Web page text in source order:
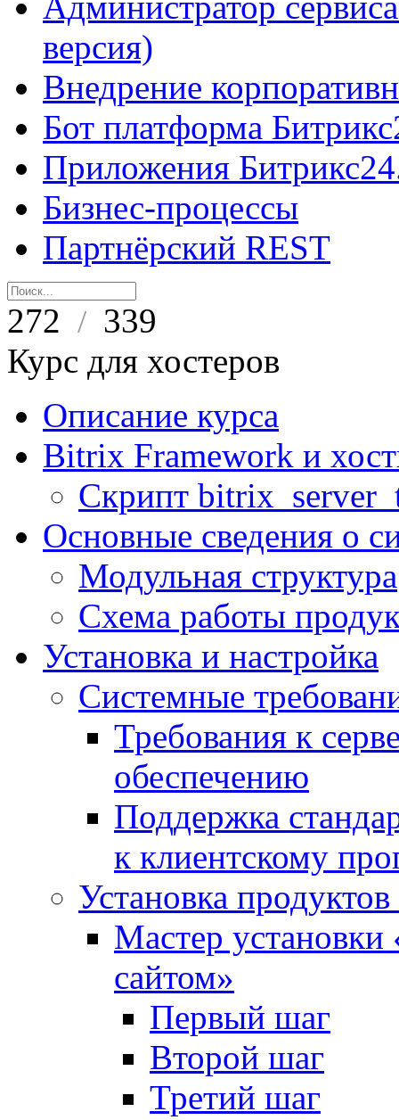
версия)
Внедрение
Бот платформа
Приложения
Бизнес-процессы
Партнёрский REST
272 / 339
Курс для хостеров
Описание курса
Bitrix Framework и
Скрипт
Основные сведения о
Модульная структура
Схема работы
Установка и настройка
Системные
Требования к
обеспечению
Поддержка
к клиентскому
Установка
Мастер
сайтом»
Первый шаг
Второй шаг
Третий шаг